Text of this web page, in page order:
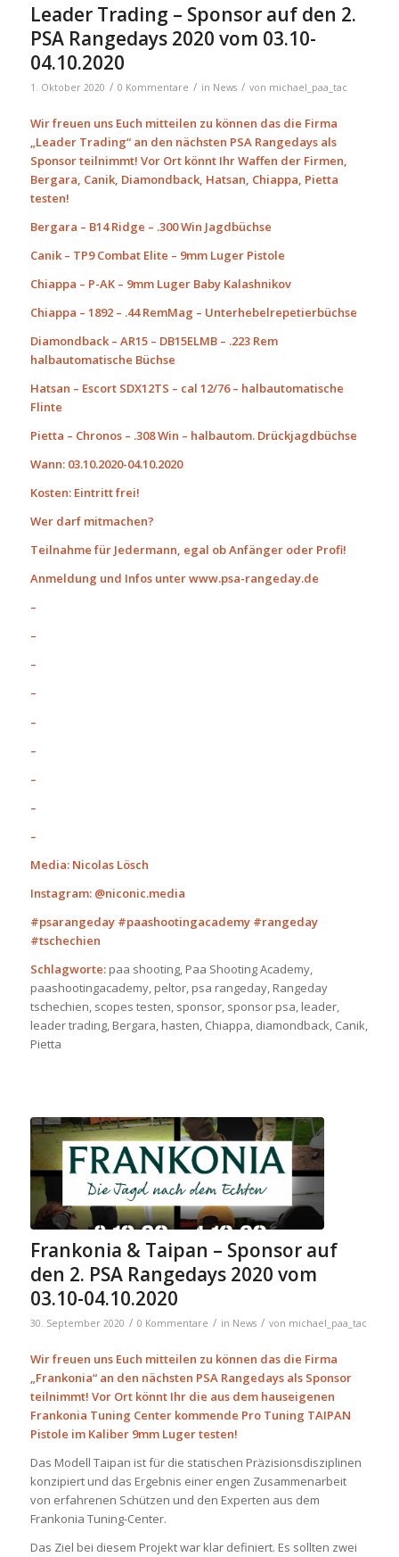
Leader Trading – Sponsor auf den 2.
PSA Rangedays 2020 vom 03.10-
04.10.2020
1. Oktober 2020 / 0 Kommentare / in News / von michael_paa_tac
Wir freuen uns Euch mitteilen zu können das die Firma
„Leader Trading“ an den nächsten PSA Rangedays als
Sponsor teilnimmt! Vor Ort könnt Ihr Waffen der Firmen,
Bergara, Canik, Diamondback, Hatsan, Chiappa, Pietta
testen!
Bergara – B14 Ridge – .300 Win Jagdbüchse
Canik – TP9 Combat Elite – 9mm Luger Pistole
Chiappa – P-AK – 9mm Luger Baby Kalashnikov
Chiappa – 1892 – .44 RemMag – Unterhebelrepetierbüchse
Diamondback – AR15 – DB15ELMB – .223 Rem
halbautomatische Büchse
Hatsan – Escort SDX12TS – cal 12/76 – halbautomatische
Flinte
Pietta – Chronos – .308 Win – halbautom. Drückjagdbüchse
Wann: 03.10.2020-04.10.2020
Kosten: Eintritt frei!
Wer darf mitmachen?
Teilnahme für Jedermann, egal ob Anfänger oder Profi!
Anmeldung und Infos unter www.psa-rangeday.de
–
–
–
–
–
–
–
–
–
Media: Nicolas Lösch
Instagram: @niconic.media
#psarangeday #paashootingacademy #rangeday
#tschechien
Schlagworte:paa shooting, Paa Shooting Academy,
paashootingacademy, peltor, psa rangeday, Rangeday
tschechien, scopes testen, sponsor, sponsor psa, leader,
leader trading, Bergara, hasten, Chiappa, diamondback, Canik,
Pietta
Frankonia & Taipan – Sponsor auf
den 2. PSA Rangedays 2020 vom
03.10-04.10.2020
30. September 2020 / 0 Kommentare / in News / von michael_paa_tac
Wir freuen uns Euch mitteilen zu können das die Firma
„Frankonia“ an den nächsten PSA Rangedays als Sponsor
teilnimmt! Vor Ort könnt Ihr die aus dem hauseigenen
Frankonia Tuning Center kommende Pro Tuning TAIPAN
Pistole im Kaliber 9mm Luger testen!
Das Modell Taipan ist für die statischen Präzisionsdisziplinen
konzipiert und das Ergebnis einer engen Zusammenarbeit
von erfahrenen Schützen und den Experten aus dem
Frankonia Tuning-Center.
Das Ziel bei diesem Projekt war klar definiert. Es sollten zwei